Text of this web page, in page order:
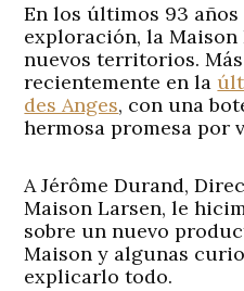
En los últimos 93
exploración, la
nuevos territorios.
recientemente en la
des Anges, con una
hermosa promesa por
A Jérôme Durand,
Maison Larsen, le
sobre un nuevo
Maison y algunas
explicarlo todo.